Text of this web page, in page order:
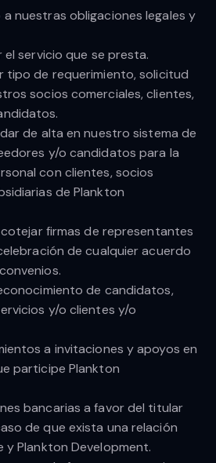
nuestras obligaciones legales y
el servicio que se presta.
tipo de requerimiento, solicitud
socios comerciales, clientes,
de alta en nuestro sistema de
y/o candidatos para la
con clientes, socios
de Plankton
firmas de representantes
de cualquier acuerdo
de candidatos,
y/o clientes y/o
a invitaciones y apoyos en
participe Plankton
bancarias a favor del titular
de que exista una relación
Plankton Development.